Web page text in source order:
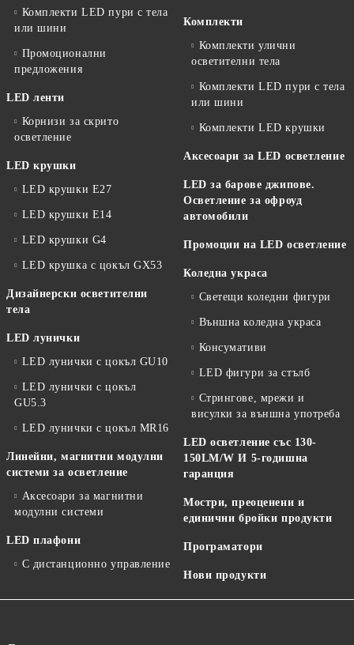
Комплекти LED пури с тела
или шини
Промоционални
предложения
LED ленти
Корнизи за скрито
осветление
LED крушки
LED крушки E27
LED крушки E14
LED крушки G4
LED крушка с цокъл GX53
Дизайнерски осветителни
тела
LED лунички
LED лунички с цокъл GU10
LED лунички с цокъл
GU5.3
LED лунички с цокъл MR16
Линейни, магнитни модулни
системи за осветление
Аксесоари за магнитни
модулни системи
LED плафони
С дистанционно управление
Комплекти
Комплекти улични
осветителни тела
Комплекти LED пури с тела
или шини
Комплекти LED крушки
Аксесоари за LED осветление
LED за барове джипове.
Осветление за офроуд
автомобили
Промоции на LED осветление
Коледна украса
Светещи коледни фигури
Външна коледна украса
Консумативи
LED фигури за стълб
Стрингове, мрежи и
висулки за външна употреба
LED осветление със 130-
150LM/W И 5-годишна
гаранция
Мостри, преоценени и
единични бройки продукти
Програматори
Нови продукти